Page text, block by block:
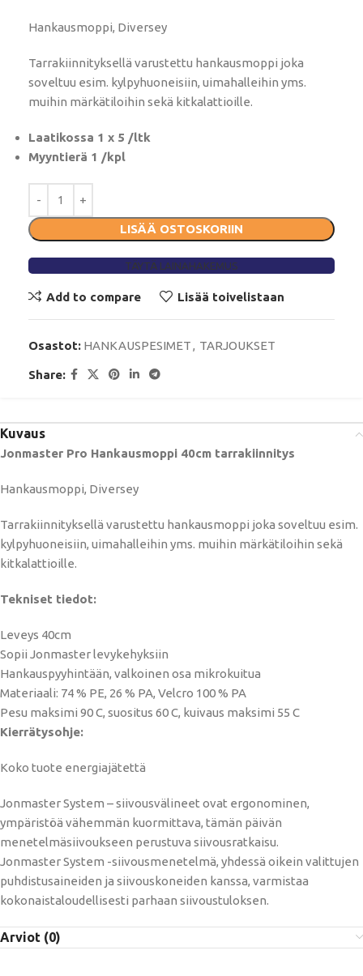
Hankausmoppi, Diversey
Tarrakiinnityksellä varustettu hankausmoppi joka
soveltuu esim. kylpyhuoneisiin, uimahalleihin yms.
muihin märkätiloihin sekä kitkalattioille.
Laatikossa 1 x 5 /ltk
Myyntierä 1 /kpl
LISÄÄ OSTOSKORIIN
TÄYTÄ LAINAHAKEMUS
Add to compare Lisää toivelistaan
Osastot: HANKAUSPESIMET, TARJOUKSET
Share:
Kuvaus
Jonmaster Pro Hankausmoppi 40cm tarrakiinnitys
Hankausmoppi, Diversey
Tarrakiinnityksellä varustettu hankausmoppi joka soveltuu esim.
kylpyhuoneisiin, uimahalleihin yms. muihin märkätiloihin sekä
kitkalattioille.
Tekniset tiedot:
Leveys 40cm
Sopii Jonmaster levykehyksiin
Hankauspyyhintään, valkoinen osa mikrokuitua
Materiaali: 74 % PE, 26 % PA, Velcro 100 % PA
Pesu maksimi 90 C, suositus 60 C, kuivaus maksimi 55 C
Kierrätysohje:
Koko tuote energiajätettä
Jonmaster System – siivousvälineet ovat ergonominen,
ympäristöä vähemmän kuormittava, tämän päivän
menetelmäsiivoukseen perustuva siivousratkaisu.
Jonmaster System -siivousmenetelmä, yhdessä oikein valittujen
puhdistusaineiden ja siivouskoneiden kanssa, varmistaa
kokonaistaloudellisesti parhaan siivoustuloksen.
Arviot (0)